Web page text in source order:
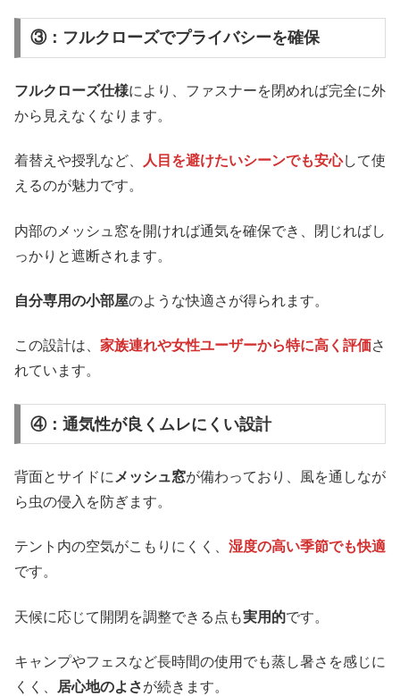
③：フルクローズでプライバシーを確保
フルクローズ仕様により、ファスナーを閉めれば完全に外
から見えなくなります。
着替えや授乳など、 人目を避けたいシーンでも安心して使
えるのが魅力です。
内部のメッシュ窓を開ければ通気を確保でき、閉じればし
っかりと遮断されます。
自分専用の小部屋のような快適さが得られます。
この設計は、 家族連れや女性ユーザーから特に高く評価さ
れています。
④：通気性が良くムレにくい設計
背面とサイドに メッシュ窓が備わっており、風を通しなが
ら虫の侵入を防ぎます。
テント内の空気がこもりにくく、 湿度の高い季節でも快適
です。
天候に応じて開閉を調整できる点も実用的です。
キャンプやフェスなど長時間の使用でも蒸し暑さを感じに
くく、
居心地のよさが続きます。